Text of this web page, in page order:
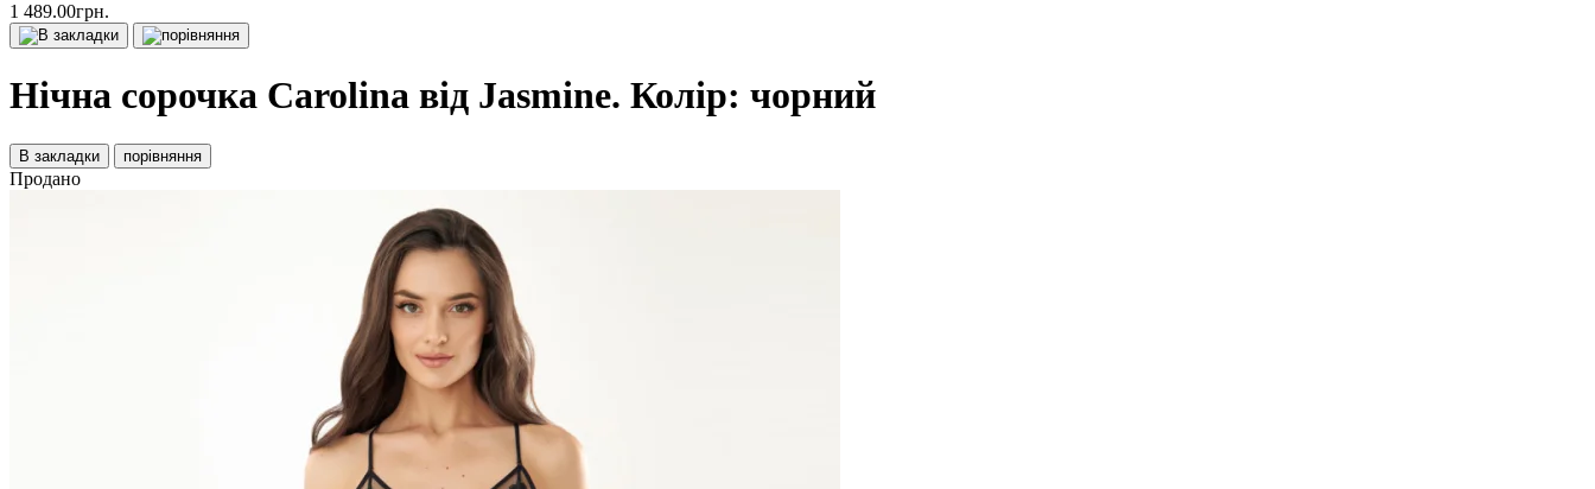
1 489.00грн.
Нічна сорочка Carolina від Jasmine. Колір: чорний
В закладки порівняння
Продано